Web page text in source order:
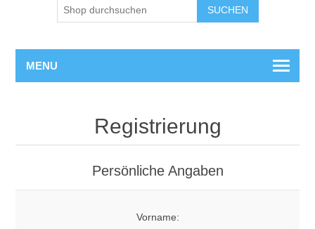
MENU
Registrierung
Persönliche Angaben
Vorname: